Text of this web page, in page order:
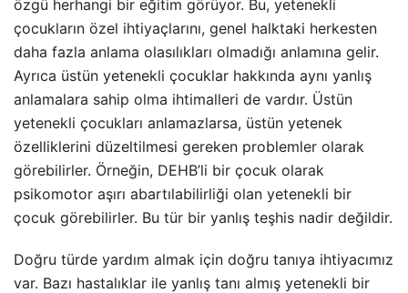
özgü herhangi bir eğitim görüyor. Bu, yetenekli
çocukların özel ihtiyaçlarını, genel halktaki herkesten
daha fazla anlama olasılıkları olmadığı anlamına gelir.
Ayrıca üstün yetenekli çocuklar hakkında aynı yanlış
anlamalara sahip olma ihtimalleri de vardır. Üstün
yetenekli çocukları anlamazlarsa, üstün yetenek
özelliklerini düzeltilmesi gereken problemler olarak
görebilirler. Örneğin, DEHB’li bir çocuk olarak
psikomotor aşırı abartılabilirliği olan yetenekli bir
çocuk görebilirler. Bu tür bir yanlış teşhis nadir değildir.
Doğru türde yardım almak için doğru tanıya ihtiyacımız
var. Bazı hastalıklar ile yanlış tanı almış yetenekli bir